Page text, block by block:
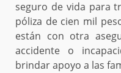
seguro de vida para
póliza de cien mil
están con otra
accidente o
brindar apoyo a las